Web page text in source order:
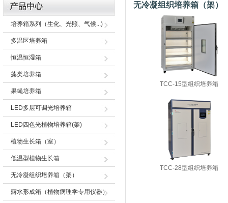
培养箱系列（生化、光照、气候...)
多温区培养箱
恒温恒湿箱
藻类培养箱
果蝇培养箱
LED多层可调光培养箱
LED四色光植物培养箱(架)
植物生长箱（室）
低温型植物生长箱
无冷凝组织培养箱（架）
露水形成箱（植物病理学专用仪器）
无冷凝组织培养箱（架）
TCC-15型组织培养箱
TCC-28型组织培养箱